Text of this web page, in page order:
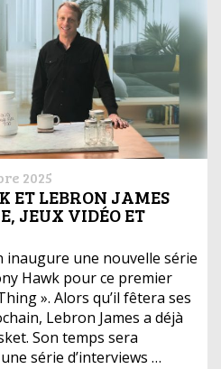
2025
ET LEBRON JAMES
JEUX VIDÉO ET
inaugure une nouvelle série
Hawk pour ce premier
». Alors qu’il fêtera ses
Lebron James a déjà
Son temps sera
série d’interviews …